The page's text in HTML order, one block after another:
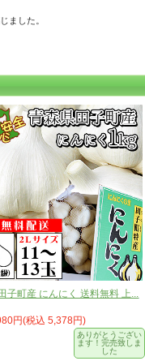
ました。
子町産 にんにく 送料無料 上...
円(税込 5,378円)
ありがとうござい
ます！完売致しま
した